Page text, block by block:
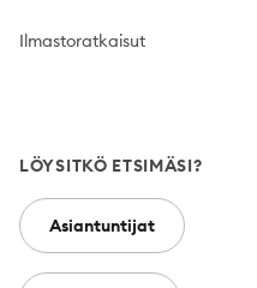
Ilmastoratkaisut
LÖYSITKÖ ETSIMÄSI?
Asiantuntijat